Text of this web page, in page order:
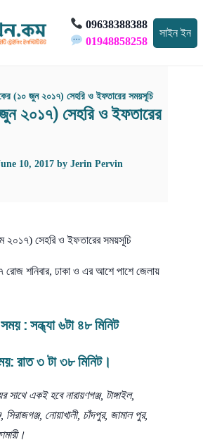
09638388388
01948858258
সাইন ইন
(১০ জুন ২০১৭) সেহরি ও ইফতারের সময়সূচি
২০১৭) সেহরি ও ইফতারের
10, 2017 by Jerin Pervin
শনিবার, ঢাকা ও এর আশে পাশে জেলায়
: সন্ধ্যা ৬টা ৪৮ মিনিট
রাত ৩ টা ৩৮ মিনিট।
সাথে একই হবে নারায়ণগঞ্জ, টাঙ্গাইল,
সিরাজগঞ্জ, নোয়াখালী, চাঁদপুর, জামাল পুর,